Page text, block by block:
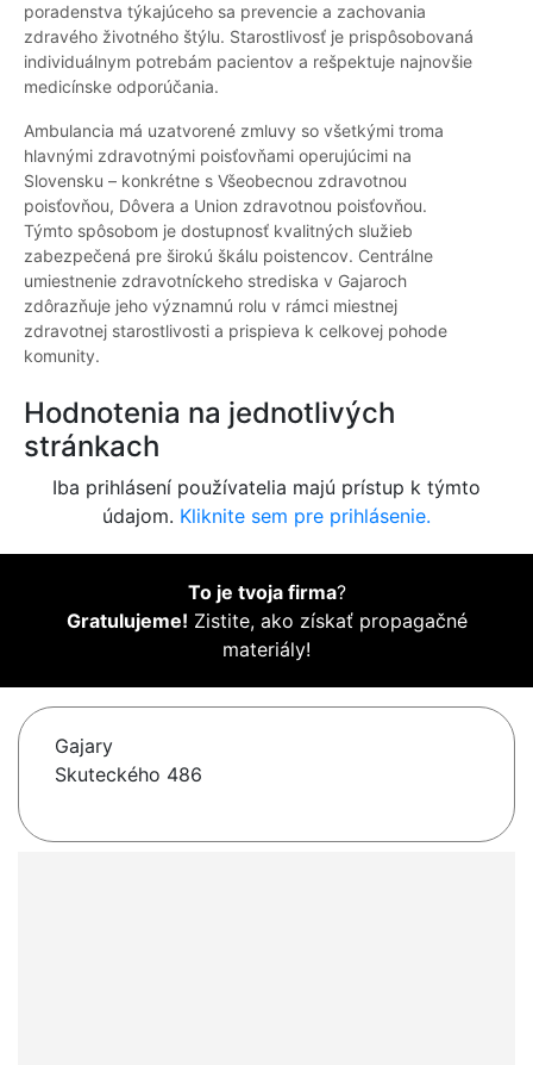
poradenstva týkajúceho sa prevencie a zachovania
zdravého životného štýlu. Starostlivosť je prispôsobovaná
individuálnym potrebám pacientov a rešpektuje najnovšie
medicínske odporúčania.
Ambulancia má uzatvorené zmluvy so všetkými troma
hlavnými zdravotnými poisťovňami operujúcimi na
Slovensku – konkrétne s Všeobecnou zdravotnou
poisťovňou, Dôvera a Union zdravotnou poisťovňou.
Týmto spôsobom je dostupnosť kvalitných služieb
zabezpečená pre širokú škálu poistencov. Centrálne
umiestnenie zdravotníckeho strediska v Gajaroch
zdôrazňuje jeho významnú rolu v rámci miestnej
zdravotnej starostlivosti a prispieva k celkovej pohode
komunity.
Hodnotenia na jednotlivých
stránkach
Iba prihlásení používatelia majú prístup k týmto
údajom. Kliknite sem pre prihlásenie.
To je tvoja firma?
Gratulujeme! Zistite, ako získať propagačné
materiály!
Gajary
Skuteckého 486